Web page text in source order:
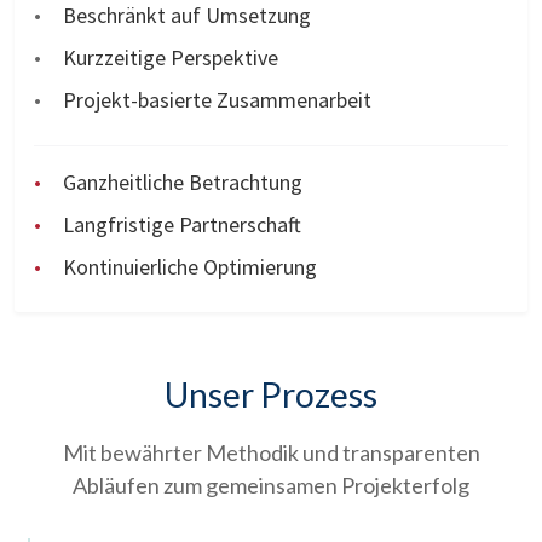
Beschränkt auf Umsetzung
Kurzzeitige Perspektive
Projekt-basierte Zusammenarbeit
Ganzheitliche Betrachtung
Langfristige Partnerschaft
Kontinuierliche Optimierung
Unser Prozess
Mit bewährter Methodik und transparenten
Abläufen zum gemeinsamen Projekterfolg